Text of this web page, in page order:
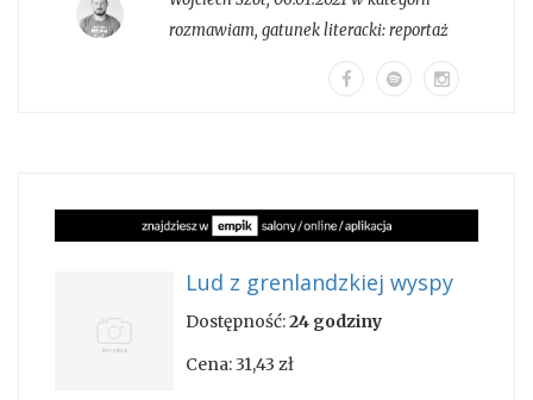
rozmawiam, gatunek literacki:reportaż
Lud z grenlandzkiej wyspy
Dostępność:24 godziny
Cena:31,43 zł